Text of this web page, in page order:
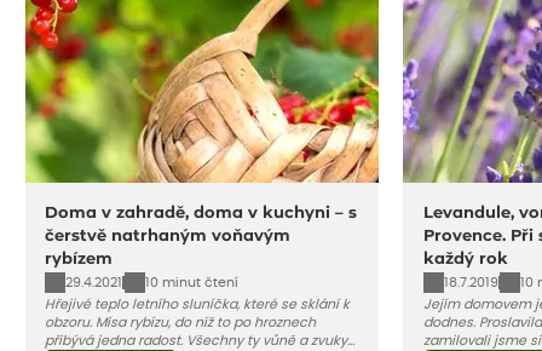
Doma v zahradě, doma v kuchyni – s
čerstvě natrhaným voňavým
rybízem
29.4.2021
10 minut čtení
Hřejivé teplo letního sluníčka, které se sklání k
obzoru. Mísa rybízu, do níž to po hroznech
přibývá jedna radost. Všechny ty vůně a zvuky
Levandule,
Provence.
každý rok
18.7.2019
Jejím domovem
dodnes.
zamilovali jsme